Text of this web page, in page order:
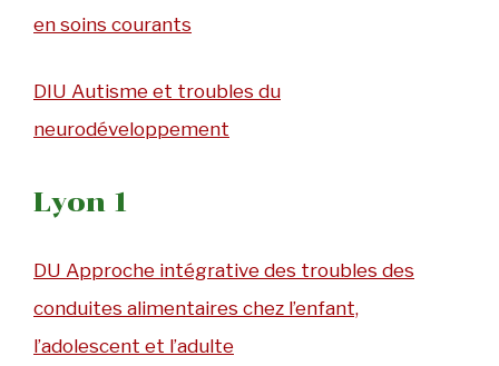
en soins courants
DIU Autisme et troubles du
neurodéveloppement
Lyon 1
DU Approche intégrative des troubles des
conduites alimentaires chez l’enfant,
l’adolescent et l’adulte